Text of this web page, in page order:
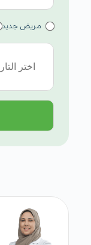
مريض جديد